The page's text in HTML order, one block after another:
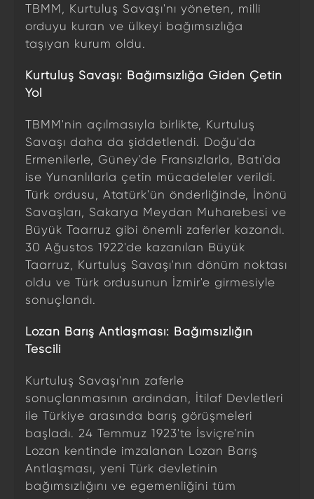
TBMM, Kurtuluş Savaşı'nı yöneten, milli
orduyu kuran ve ülkeyi bağımsızlığa
taşıyan kurum oldu.
Kurtuluş Savaşı: Bağımsızlığa Giden Çetin
Yol
TBMM'nin açılmasıyla birlikte, Kurtuluş
Savaşı daha da şiddetlendi. Doğu'da
Ermenilerle, Güney'de Fransızlarla, Batı'da
ise Yunanlılarla çetin mücadeleler verildi.
Türk ordusu, Atatürk'ün önderliğinde, İnönü
Savaşları, Sakarya Meydan Muharebesi ve
Büyük Taarruz gibi önemli zaferler kazandı.
30 Ağustos 1922'de kazanılan Büyük
Taarruz, Kurtuluş Savaşı'nın dönüm noktası
oldu ve Türk ordusunun İzmir'e girmesiyle
sonuçlandı.
Lozan Barış Antlaşması: Bağımsızlığın
Tescili
Kurtuluş Savaşı'nın zaferle
sonuçlanmasının ardından, İtilaf Devletleri
ile Türkiye arasında barış görüşmeleri
başladı. 24 Temmuz 1923'te İsviçre'nin
Lozan kentinde imzalanan Lozan Barış
Antlaşması, yeni Türk devletinin
bağımsızlığını ve egemenliğini tüm